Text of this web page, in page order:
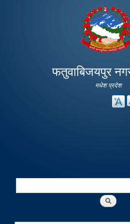
main
content
फतुवाबिजयपुर
मधेश प्रदेश
Search